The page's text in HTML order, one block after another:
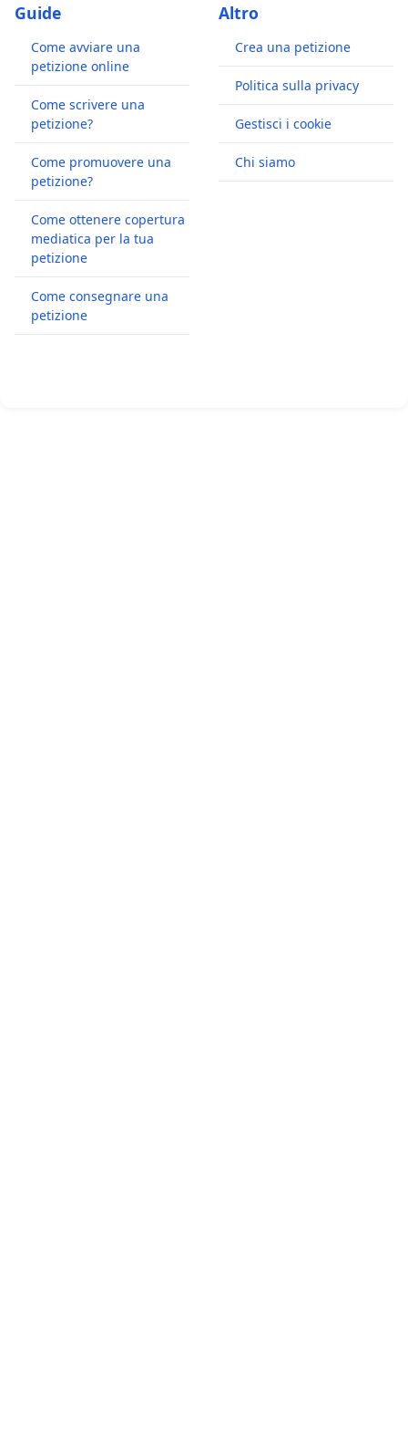
Guide
Come avviare una
petizione online
Come scrivere una
petizione?
Come promuovere una
petizione?
Come ottenere copertura
mediatica per la tua
petizione
Come consegnare una
petizione
Altro
Crea una petizione
Politica sulla privacy
Gestisci i cookie
Chi siamo